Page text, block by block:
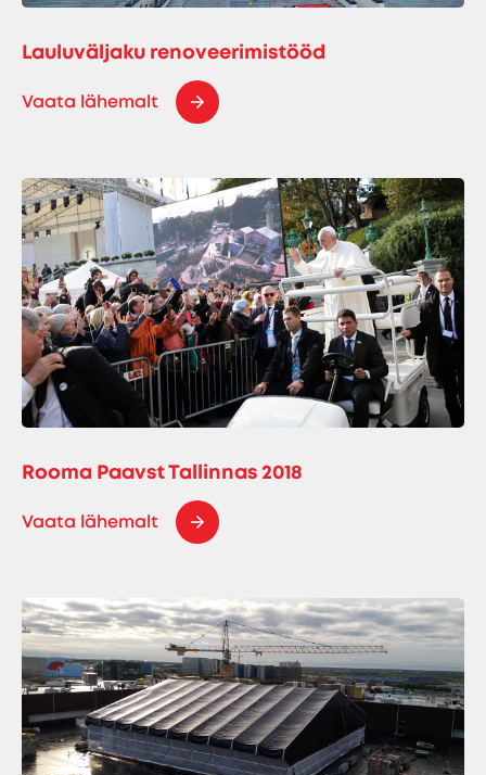
Lauluväljaku renoveerimistööd
Vaata lähemalt
Rooma Paavst Tallinnas 2018
Vaata lähemalt